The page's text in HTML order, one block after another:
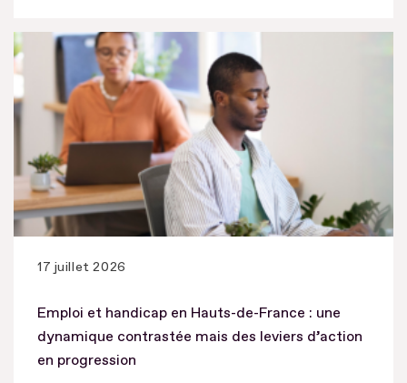
17 juillet 2026
Emploi et handicap en Hauts-de-France : une
dynamique contrastée mais des leviers d’action
en progression